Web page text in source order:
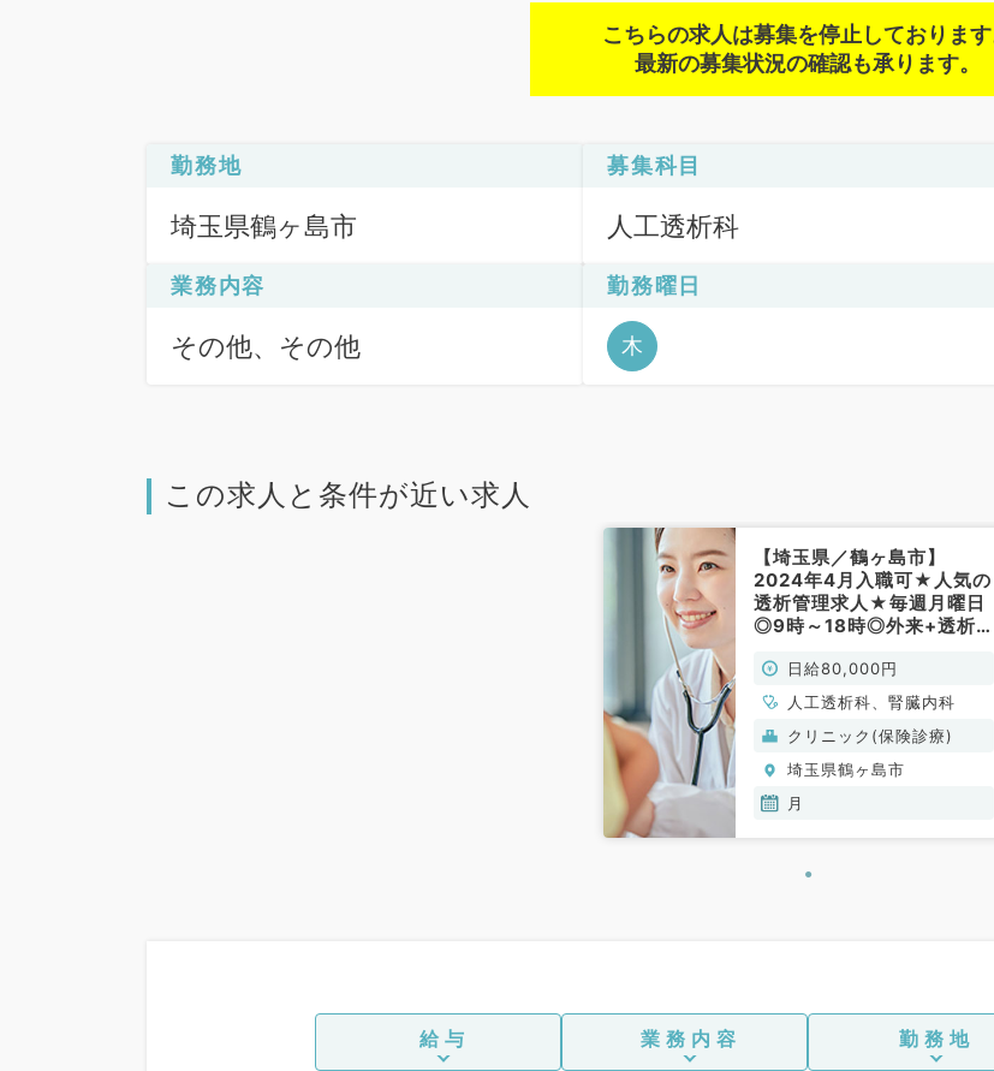
こちらの求人は募集を停止しております
最新の募集状況の確認も承ります。
勤務地
埼玉県鶴ヶ島市
募集科目
人工透析科
業務内容
その他、その他
勤務曜日
木
この求人と条件が近い求人
【埼玉県／鶴ヶ島市】
2024年4月入職可★人気の
透析管理求人★毎週月曜日
◎9時～18時◎外来+透析
徒歩圏内と好アクセス！車
通勤も可能です（人工透析
科／非常勤）
日給80,000円
人工透析科、腎臓内科
クリニック(保険診療)
埼玉県鶴ヶ島市
月
給与 業務内容 勤務地